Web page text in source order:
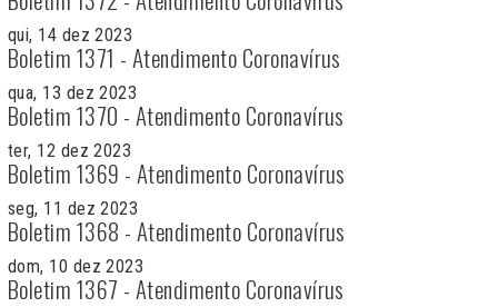
qui, 14 dez 2023
Boletim 1371 - Atendimento Coronavírus
qua, 13 dez 2023
Boletim 1370 - Atendimento Coronavírus
ter, 12 dez 2023
Boletim 1369 - Atendimento Coronavírus
seg, 11 dez 2023
Boletim 1368 - Atendimento Coronavírus
dom, 10 dez 2023
Boletim 1367 - Atendimento Coronavírus